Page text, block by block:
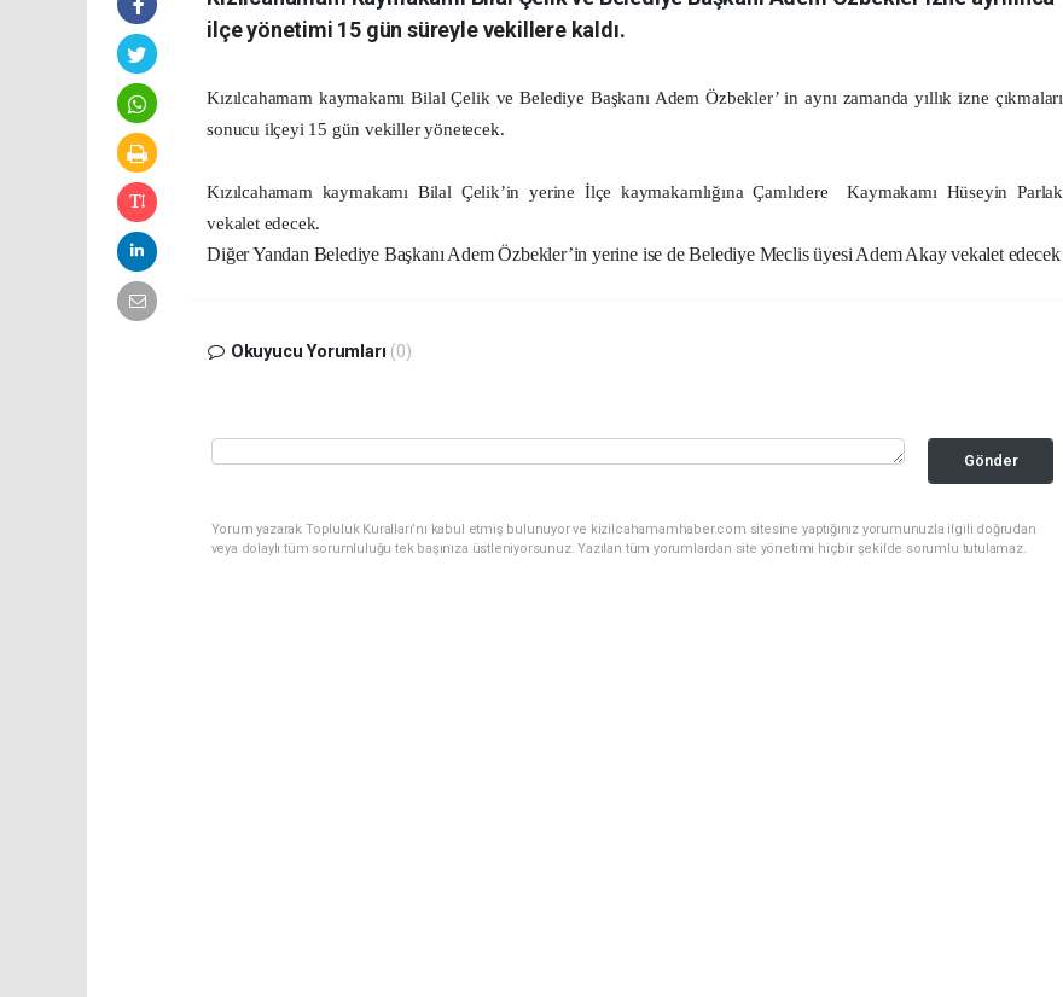
ilçe yönetimi 15 gün süreyle vekillere kaldı.
Kızılcahamam kaymakamı Bilal Çelik ve Belediye Başkanı Adem Özbekler’ in aynı zamanda yıllık izne çıkmaları
sonucu ilçeyi 15 gün vekiller yönetecek.
Kızılcahamam kaymakamı Bilal Çelik’in yerine İlçe kaymakamlığına Çamlıdere
Kaymakamı Hüseyin Parlak
vekalet edecek.
Diğer Yandan Belediye Başkanı Adem Özbekler’in yerine ise de Belediye Meclis üyesi Adem Akay vekalet edecek
Okuyucu Yorumları (0)
Gönder
Yorum yazarak Topluluk Kuralları’nı kabul etmiş bulunuyor ve kizilcahamamhaber.com sitesine yaptığınız yorumunuzla ilgili doğrudan
veya dolaylı tüm sorumluluğu tek başınıza üstleniyorsunuz. Yazılan tüm yorumlardan site yönetimi hiçbir şekilde sorumlu tutulamaz.